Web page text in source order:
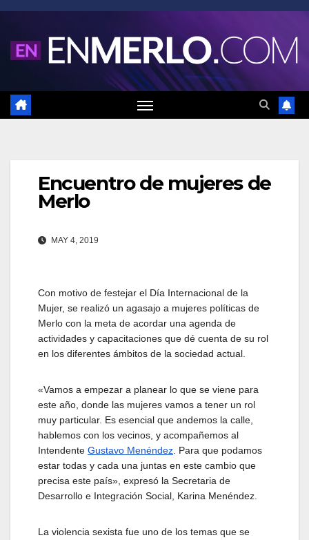
Saltar
contenido
Encuentro de mujeres de
Merlo
MAY 4, 2019
Con motivo de festejar el Día Internacional de la
Mujer, se realizó un agasajo a mujeres políticas de
Merlo con la meta de acordar una agenda de
actividades y capacitaciones que dé cuenta de su rol
en los diferentes ámbitos de la sociedad actual.
«Vamos a empezar a planear lo que se viene para
este año, donde las mujeres vamos a tener un rol
muy particular. Es esencial que andemos la calle,
hablemos con los vecinos, y acompañemos al
Intendente Gustavo Menéndez . Para que podamos
estar todas y cada una juntas en este cambio que
precisa este país», expresó la Secretaria de
Desarrollo e Integración Social, Karina Menéndez.
La violencia sexista fue uno de los temas que se